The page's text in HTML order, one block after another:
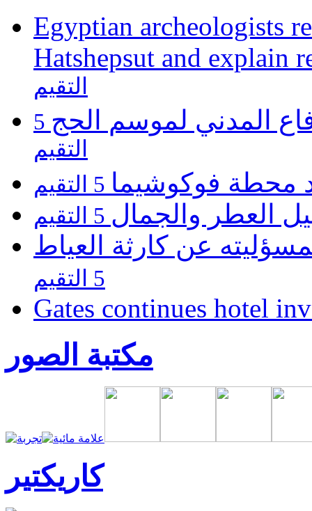
Egyptian archeologists
Hatshepsut and explain
التقيم
المدني لموسم الحج 5
التقيم
محطة فوكوشيما
العطر والجمال
عن كارثة العياط
5 التقيم
Gates continues hotel
مكتبة الصور
كاريكتير